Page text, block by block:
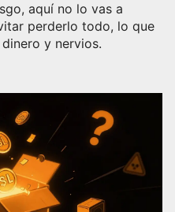
aquí no lo vas a
perderlo todo, lo que
y nervios.